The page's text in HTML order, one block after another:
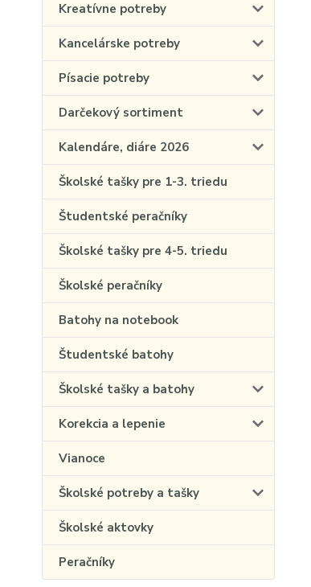
Kreatívne potreby
Kancelárske potreby
Písacie potreby
Darčekový sortiment
Kalendáre, diáre 2026
Školské tašky pre 1-3. triedu
Študentské peračníky
Školské tašky pre 4-5. triedu
Školské peračníky
Batohy na notebook
Študentské batohy
Školské tašky a batohy
Korekcia a lepenie
Vianoce
Školské potreby a tašky
Školské aktovky
Peračníky